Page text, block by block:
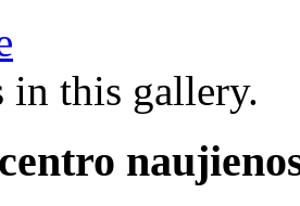
in this gallery.